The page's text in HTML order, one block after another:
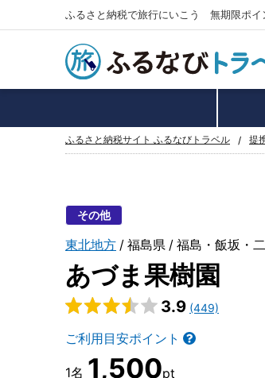
ふるさと納税で旅行にいこう 無期限ポイ
ふるさと納税サイト ふるなびトラベル 提
その他
東北地方 福島県 福島・飯坂・
あづま果樹園
3.9 (449)
ご利用目安ポイント
1,500